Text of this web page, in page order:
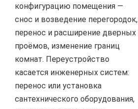
конфигурацию помещения —
снос и возведение перегородок,
перенос и расширение дверных
проёмов, изменение границ
комнат. Переустройство
касается инженерных систем:
перенос или установка
сантехнического оборудования,